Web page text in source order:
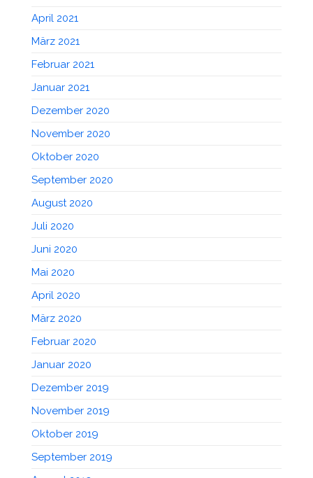
April 2021
März 2021
Februar 2021
Januar 2021
Dezember 2020
November 2020
Oktober 2020
September 2020
August 2020
Juli 2020
Juni 2020
Mai 2020
April 2020
März 2020
Februar 2020
Januar 2020
Dezember 2019
November 2019
Oktober 2019
September 2019